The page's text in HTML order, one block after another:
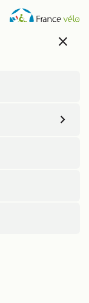
Aller
au
close
Meuse